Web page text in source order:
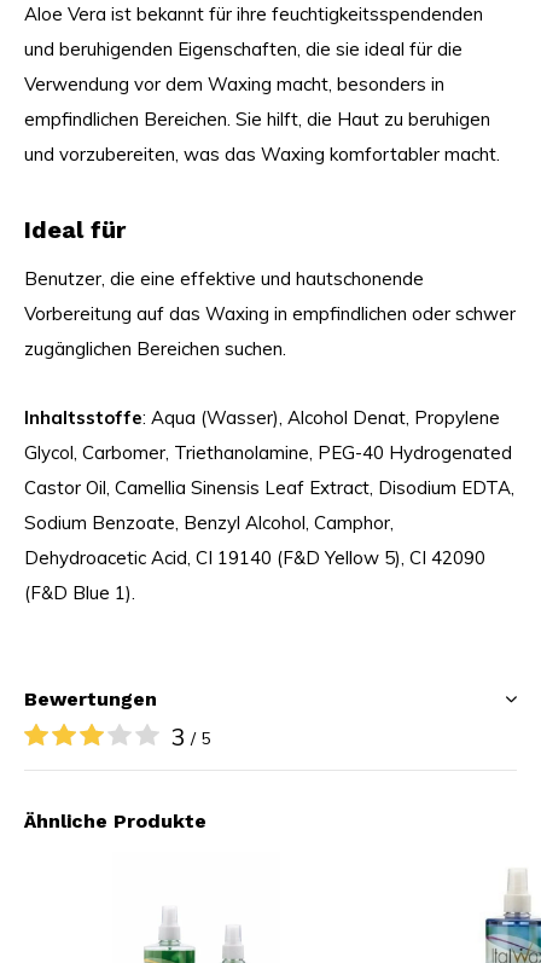
Aloe Vera ist bekannt für ihre feuchtigkeitsspendenden
und beruhigenden Eigenschaften, die sie ideal für die
Verwendung vor dem Waxing macht, besonders in
empfindlichen Bereichen. Sie hilft, die Haut zu beruhigen
und vorzubereiten, was das Waxing komfortabler macht.
Ideal für
Benutzer, die eine effektive und hautschonende
Vorbereitung auf das Waxing in empfindlichen oder schwer
zugänglichen Bereichen suchen.
Inhaltsstoffe: Aqua (Wasser), Alcohol Denat, Propylene
Glycol, Carbomer, Triethanolamine, PEG-40 Hydrogenated
Castor Oil, Camellia Sinensis Leaf Extract, Disodium EDTA,
Sodium Benzoate, Benzyl Alcohol, Camphor,
Dehydroacetic Acid, CI 19140 (F&D Yellow 5), CI 42090
(F&D Blue 1).
Bewertungen
3 / 5
Ähnliche Produkte